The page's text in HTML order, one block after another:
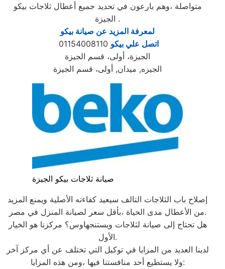
متواصلة ،وهم بارعون في تحديد جميع أعطال ثلاجات بيكو
الجيزة .
لمعرفة المزيد عن صيانة بيكو
اتصل علي بيكو
الجيزة، أولى، قسم الجيزة
الجيزه, ميدان, أولى، قسم الجيزة
صيانة ثلاجات بيكو الجيزة
إصلاح باب الثلاجات التالف سيعيد كفاءته الأصلية ويمنع المزيد
من الأعطال مدى الحياة ،بأقل سعر لصيانة المنزل في مصر.
هل تحتاج إلى صيانة لثلاجات ويستنجهاوس؟ مركزنا هو الخيار
الأول.
لدينا العديد من المزايا في توكيل التي تختلف عن أي مركز آخر
ولا يستطيع أحد منافستنا فيها ،ومن هذه المزايا: